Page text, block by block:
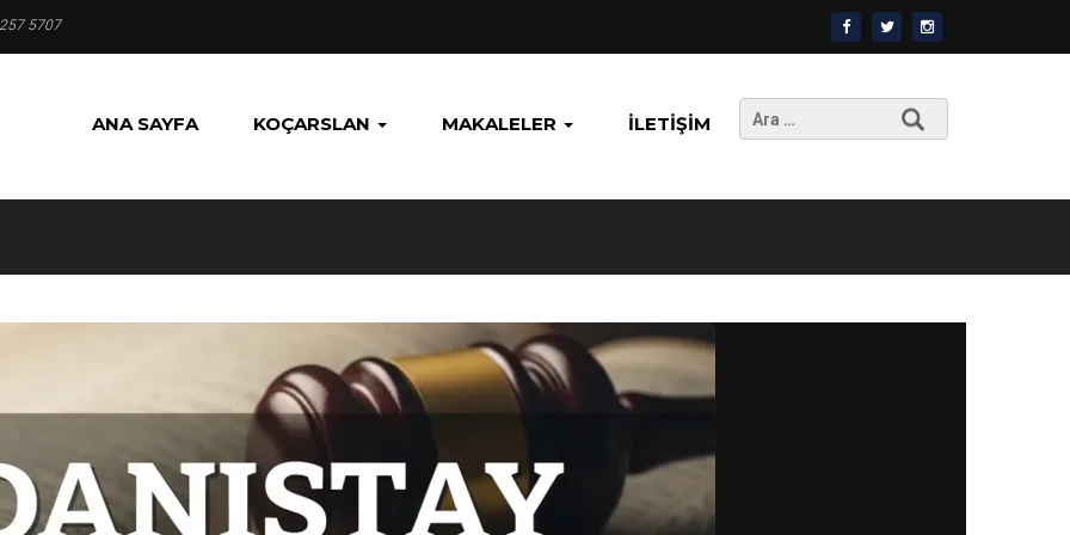
5707
ANA SAYFA KOÇARSLAN MAKALELER İLETIŞIM
Arama: